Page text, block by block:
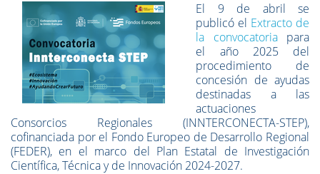
El 9 de abril se
publicó el Extracto de
la convocatoriapara
el año 2025 del
procedimiento de
concesión de ayudas
destinadas a las
actuaciones
Consorcios Regionales (INNTERCONECTA-STEP),
cofinanciada por el Fondo Europeo de Desarrollo Regional
(FEDER), en el marco del Plan Estatal de Investigación
Científica, Técnica y de Innovación 2024-2027.